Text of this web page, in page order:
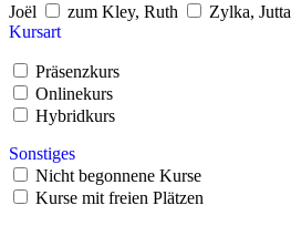
Joël
zum Kley, Ruth
Zylka, Jutta
Kursart
Präsenzkurs
Onlinekurs
Hybridkurs
Sonstiges
Nicht begonnene Kurse
Kurse mit freien Plätzen